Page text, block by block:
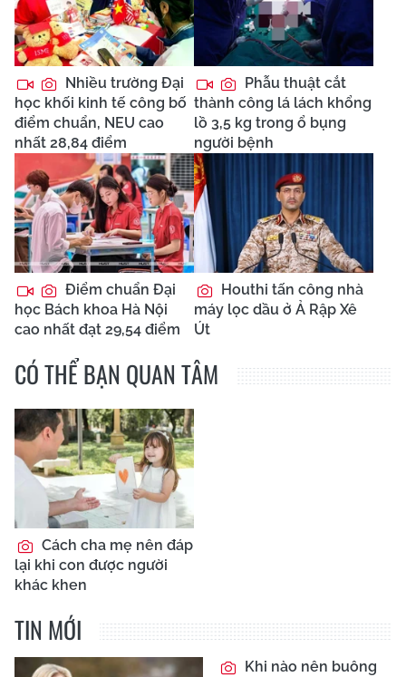
Nhiều trường Đại
học khối kinh tế công bố
điểm chuẩn, NEU cao
nhất 28,84 điểm
Phẫu thuật cắt
thành công lá lách khổng
lồ 3,5 kg trong ổ bụng
người bệnh
Điểm chuẩn Đại
học Bách khoa Hà Nội
cao nhất đạt 29,54 điểm
Houthi tấn công nhà
máy lọc dầu ở Ả Rập Xê
Út
CÓ THỂ BẠN QUAN TÂM
Cách cha mẹ nên đáp
lại khi con được người
khác khen
TIN MỚI
Khi nào nên buông